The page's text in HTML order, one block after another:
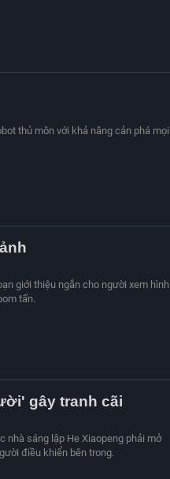
thủ môn với khả năng cản phá
giới thiệu ngắn cho người xem hình
tấn.
gây tranh cãi
nhà sáng lập He Xiaopeng phải mở
điều khiển bên trong.